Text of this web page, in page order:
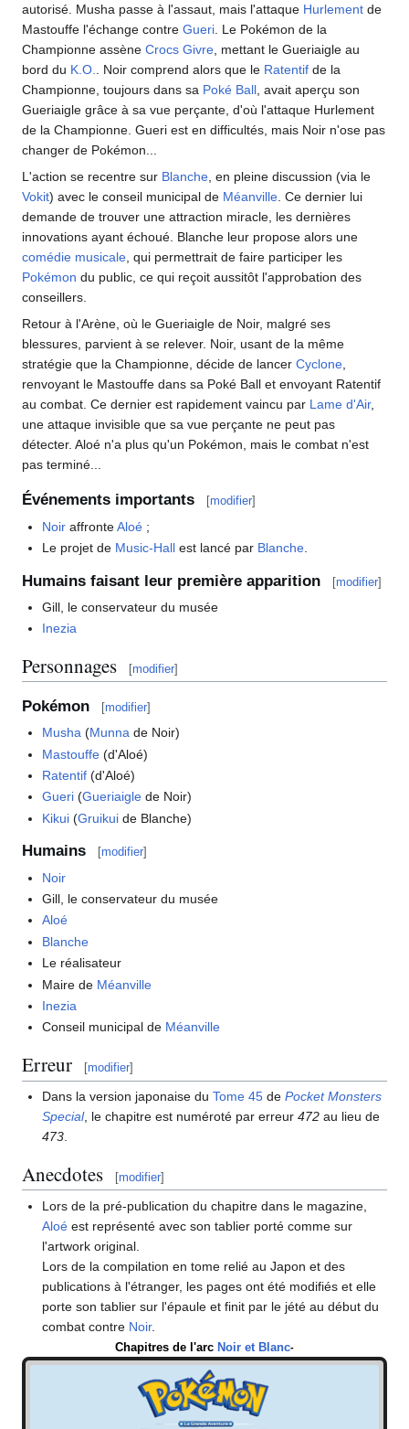
autorisé. Musha passe à l'assaut, mais l'attaque Hurlement de
Mastouffe l'échange contre Gueri . Le Pokémon de la
Championne assène Crocs Givre , mettant le Gueriaigle au
bord du K.O. . Noir comprend alors que le Ratentif de la
Championne, toujours dans sa Poké Ball , avait aperçu son
Gueriaigle grâce à sa vue perçante, d'où l'attaque Hurlement
de la Championne. Gueri est en difficultés, mais Noir n'ose pas
changer de Pokémon...
L'action se recentre sur Blanche , en pleine discussion (via le
Vokit) avec le conseil municipal de Méanville . Ce dernier lui
demande de trouver une attraction miracle, les dernières
innovations ayant échoué. Blanche leur propose alors une
comédie musicale , qui permettrait de faire participer les
Pokémon du public, ce qui reçoit aussitôt l'approbation des
conseillers.
Retour à l'Arène, où le Gueriaigle de Noir, malgré ses
blessures, parvient à se relever. Noir, usant de la même
stratégie que la Championne, décide de lancer Cyclone
renvoyant le Mastouffe dans sa Poké Ball et envoyant Ratentif
au combat. Ce dernier est rapidement vaincu par Lame d'Air,
une attaque invisible que sa vue perçante ne peut pas
détecter. Aloé n'a plus qu'un Pokémon, mais le combat n'est
pas terminé...
Événements importants [modifier]
Noir affronteAloé ;
Le projet de Music-Hall est lancé par Blanche
Humains faisant leur première apparition [modifier]
Gill, le conservateur du musée
Inezia
Personnages [modifier]
Pokémon [modifier]
Musha (Munna de Noir)
Mastouffe (d'Aloé)
Ratentif (d'Aloé)
Gueri (Gueriaigle de Noir)
Kikui (Gruikui de Blanche)
Humains [modifier]
Noir
Gill, le conservateur du musée
Aloé
Blanche
Le réalisateur
Maire de Méanville
Inezia
Conseil municipal de Méanville
Erreur [modifier]
Dans la version japonaise duTome 45 dePocket Monsters
Special, le chapitre est numéroté par erreur472 au lieu de
473
Anecdotes [modifier]
Lors de la pré-publication du chapitre dans le magazine,
Aloé est représenté avec son tablier porté comme sur
l'artwork original.
Lors de la compilation en tome relié au Japon et des
publications à l'étranger, les pages ont été modifiés et elle
porte son tablier sur l'épaule et finit par le jété au début du
combat contre Noir.
Chapitres de l'arc Noir et Blanc-